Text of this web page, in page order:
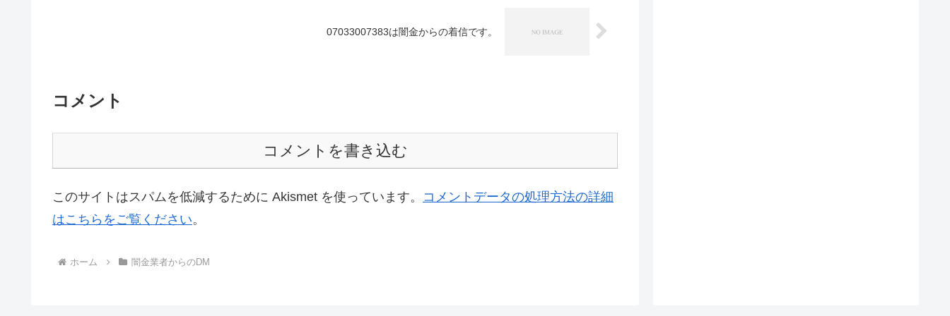
07033007383は闇金からの着信です。
コメント
コメントを書き込む
このサイトはスパムを低減するために Akismet を使っています。 コメントデータの処理方法の詳細
はこちらをご覧ください。
ホーム 闇金業者からのDM